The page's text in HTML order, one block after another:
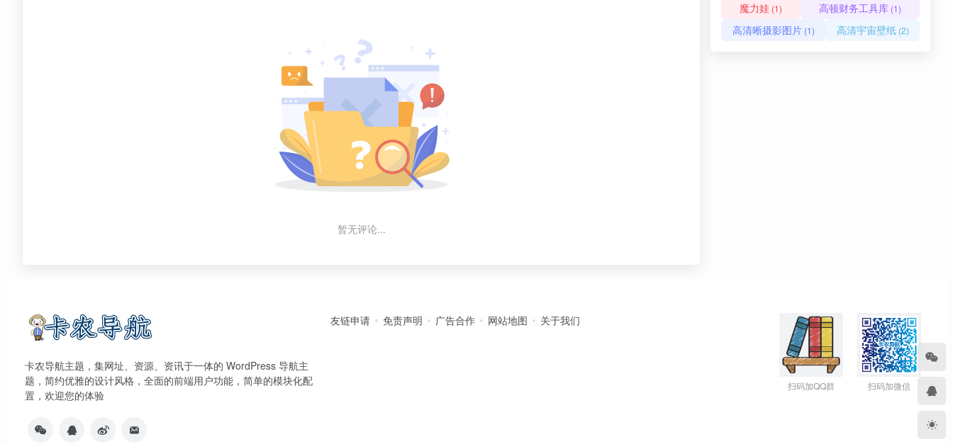
暂无评论...
魔力娃 (1) 高顿财务工具库 (1)
高清晰摄影图片(1) 高清宇宙壁纸(2)
卡农导航主题，集网址、资源、资讯于一体的 WordPress 导航主
题，简约优雅的设计风格，全面的前端用户功能，简单的模块化配
置，欢迎您的体验
友链申请 免责声明 广告合作 网站地图 关于我们
扫码加QQ群 扫码加微信